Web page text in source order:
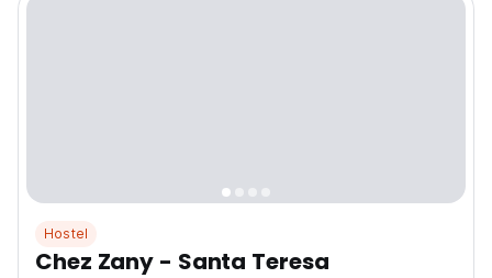
Hostel
Chez Zany - Santa Teresa